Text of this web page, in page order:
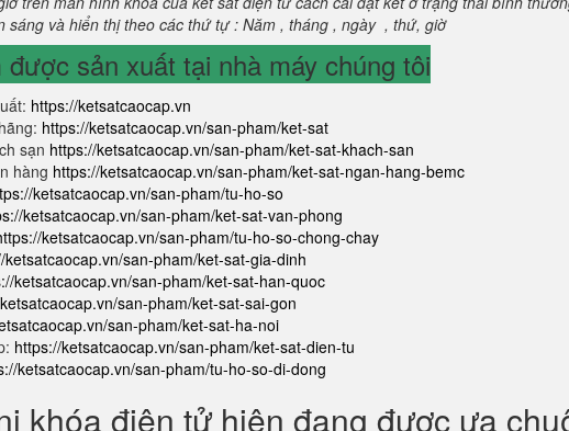
sáng và hiển thị theo các thứ tự : Năm , tháng , ngày , thứ, giờ
sản xuất tại nhà máy chúng tôi
https://ketsatcaocap.vn
https://ketsatcaocap.vn/san-pham/ket-sat
sạn https://ketsatcaocap.vn/san-pham/ket-sat-khach-san
hàng https://ketsatcaocap.vn/san-pham/ket-sat-ngan-hang-bemc
ketsatcaocap.vn/san-pham/tu-ho-so
ketsatcaocap.vn/san-pham/ket-sat-van-phong
ketsatcaocap.vn/san-pham/tu-ho-so-chong-chay
ketsatcaocap.vn/san-pham/ket-sat-gia-dinh
ketsatcaocap.vn/san-pham/ket-sat-han-quoc
san-pham/ket-sat-sai-gon
san-pham/ket-sat-ha-noi
https://ketsatcaocap.vn/san-pham/ket-sat-dien-tu
ketsatcaocap.vn/san-pham/tu-ho-so-di-dong
khóa điện tử hiện đang được ưa